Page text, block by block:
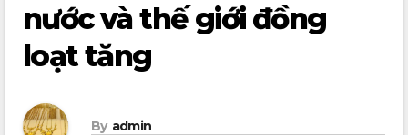
nước và thế giới đồng
loạt tăng
By admin